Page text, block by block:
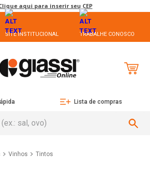
aqui para inserir seu CEP
SITE INSTITUCIONAL TRABALHE CONOSCO
Lista de compras
Vinhos Tintos